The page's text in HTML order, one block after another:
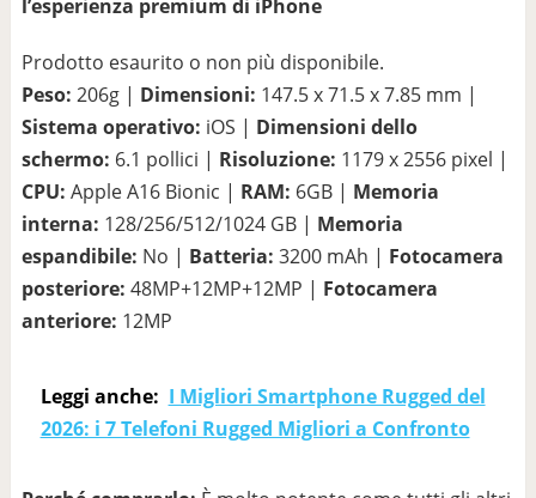
l’esperienza premium di iPhone
Prodotto esaurito o non più disponibile.
Peso: 206g | Dimensioni: 147.5 x 71.5 x 7.85 mm |
Sistema operativo: iOS | Dimensioni dello
schermo: 6.1 pollici | Risoluzione: 1179 x 2556 pixel |
CPU: Apple A16 Bionic | RAM: 6GB | Memoria
interna: 128/256/512/1024 GB | Memoria
espandibile: No | Batteria: 3200 mAh | Fotocamera
posteriore: 48MP+12MP+12MP | Fotocamera
anteriore: 12MP
Leggi anche: I Migliori Smartphone Rugged del
2026: i 7 Telefoni Rugged Migliori a Confronto